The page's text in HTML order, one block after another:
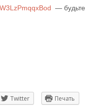
— будьте
Twitter Печать